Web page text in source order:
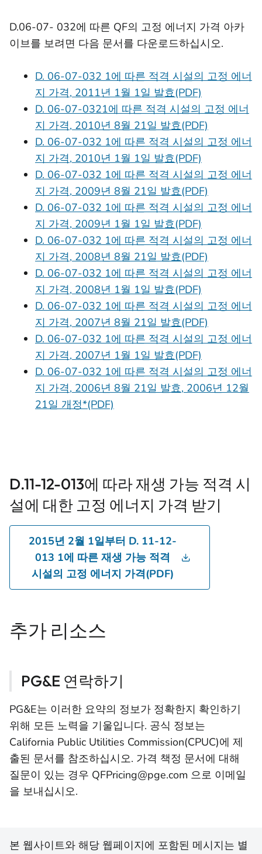
D.06-07- 032에 따른 QF의 고정 에너지 가격 아카
이브를 보려면 다음 문서를 다운로드하십시오.
D. 06-07-032 1에 따른 적격 시설의 고정 에너
지 가격, 2011년 1월 1일 발효(PDF)
D. 06-07-0321에 따른 적격 시설의 고정 에너
지 가격, 2010년 8월 21일 발효(PDF)
D. 06-07-032 1에 따른 적격 시설의 고정 에너
지 가격, 2010년 1월 1일 발효(PDF)
D. 06-07-032 1에 따른 적격 시설의 고정 에너
지 가격, 2009년 8월 21일 발효(PDF)
D. 06-07-032 1에 따른 적격 시설의 고정 에너
지 가격, 2009년 1월 1일 발효(PDF)
D. 06-07-032 1에 따른 적격 시설의 고정 에너
지 가격, 2008년 8월 21일 발효(PDF)
D. 06-07-032 1에 따른 적격 시설의 고정 에너
지 가격, 2008년 1월 1일 발효(PDF)
D. 06-07-032 1에 따른 적격 시설의 고정 에너
지 가격, 2007년 8월 21일 발효(PDF)
D. 06-07-032 1에 따른 적격 시설의 고정 에너
지 가격, 2007년 1월 1일 발효(PDF)
D. 06-07-032 1에 따른 적격 시설의 고정 에너
지 가격, 2006년 8월 21일 발효, 2006년 12월
21일 개정*(PDF)
D.11-12-013에 따라 재생 가능 적격 시
설에 대한 고정 에너지 가격 받기
2015년 2월 1일부터 D. 11-12-
013 1에 따른 재생 가능 적격
시설의 고정 에너지 가격(PDF)
추가 리소스
PG&E 연락하기
PG&E는 이러한 요약의 정보가 정확한지 확인하기
위해 모든 노력을 기울입니다. 공식 정보는
California Public Utilities Commission(CPUC)에 제
출된 문서를 참조하십시오. 가격 책정 문서에 대해
질문이 있는 경우 QFPricing@pge.com 으로 이메일
을 보내십시오.
본 웹사이트와 해당 웹페이지에 포함된 메시지는 별